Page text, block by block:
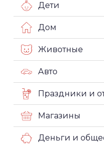
Дети
Дом
Животные
Авто
Праздники и
Магазины
Деньги и